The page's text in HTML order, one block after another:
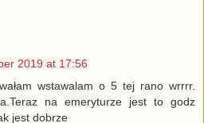
2019 at 17:56
wstawalam o 5 tej rano wrrrr.
na emeryturze jest to godz
jest dobrze